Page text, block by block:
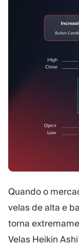
Quando o
velas de alta e
torna
Velas Heikin